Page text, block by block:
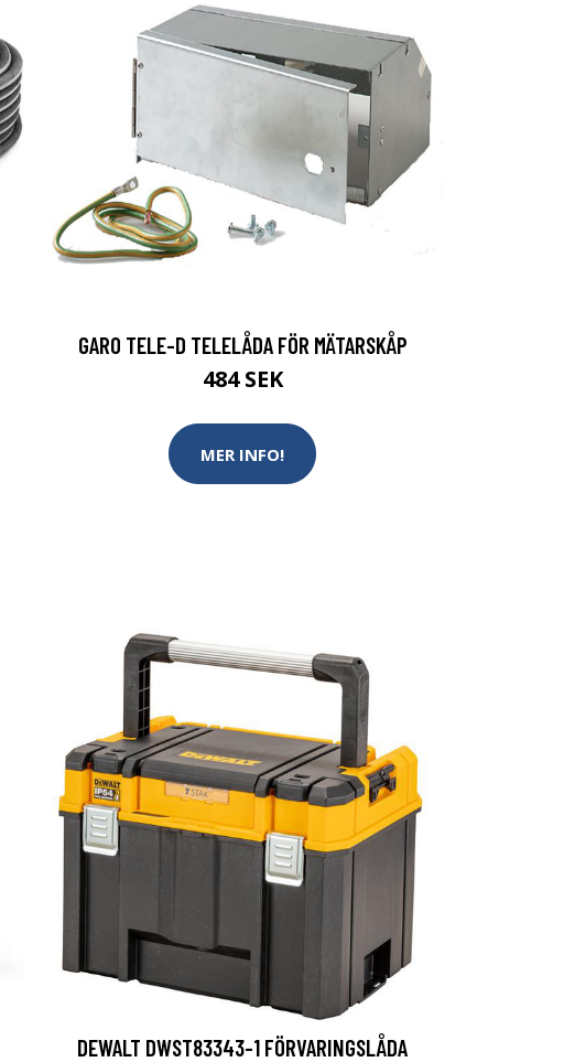
GARO TELE-D TELELÅDA FÖR MÄTARSKÅP
484 SEK
MER INFO!
DEWALT DWST83343-1 FÖRVARINGSLÅDA